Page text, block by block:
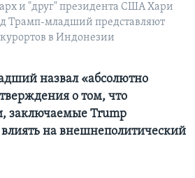
и "друг" президента США Хари
Трамп-младший представляют
курортов в Индонезии
назвал «абсолютно
о том, что
заключаемые Trump
на внешнеполитический